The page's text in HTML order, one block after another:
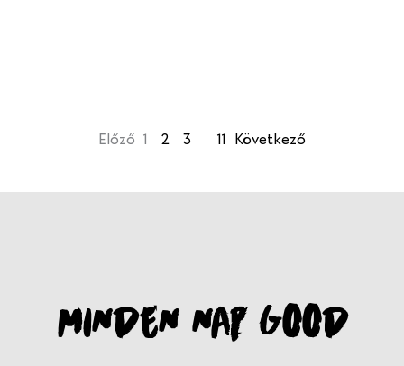
Előző 1 2 3 11 Következő
MINDEN NAP GOOD